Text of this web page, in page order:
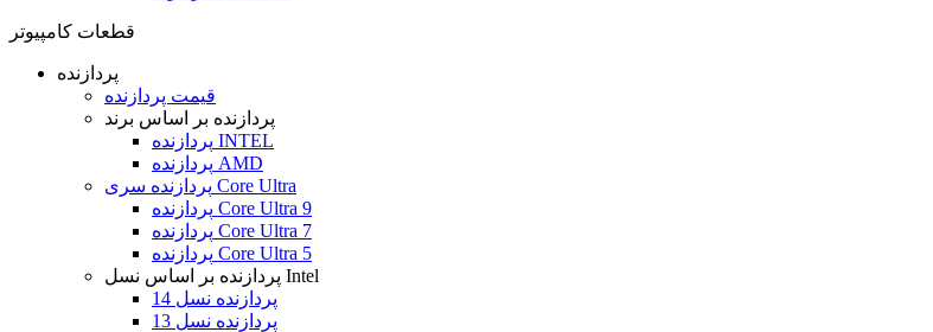
قطعات کامپیوتر
پردازنده
قیمت پردازنده
پردازنده بر اساس برند
پردازنده INTEL
پردازنده AMD
پردازنده سری Core Ultra
پردازنده Core Ultra 9
پردازنده Core Ultra 7
پردازنده Core Ultra 5
پردازنده بر اساس نسل Intel
پردازنده نسل 14
پردازنده نسل 13